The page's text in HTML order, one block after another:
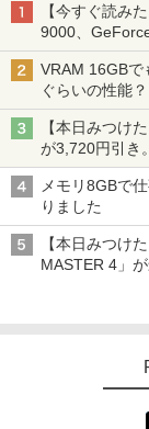
【今すぐ読み
9000、
VRAM 16GB
ぐらいの性能？
【本日みつけ
が3,720円引き
メモリ8GBで
りました
【本日みつけ
MASTER 4」